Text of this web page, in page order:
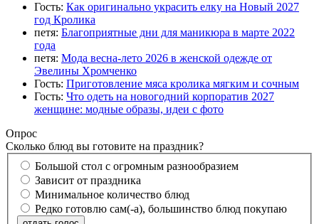
Гость: Как оригинально украсить елку на Новый 2027
год Кролика
петя: Благоприятные дни для маникюра в марте 2022
года
петя: Мода весна-лето 2026 в женской одежде от
Эвелины Хромченко
Гость: Приготовление мяса кролика мягким и сочным
Гость: Что одеть на новогодний корпоратив 2027
женщине: модные образы, идеи с фото
Опрос
Сколько блюд вы готовите на праздник?
Большой стол с огромным разнообразием
Зависит от праздника
Минимальное количество блюд
Редко готовлю сам(-а), большинство блюд покупаю